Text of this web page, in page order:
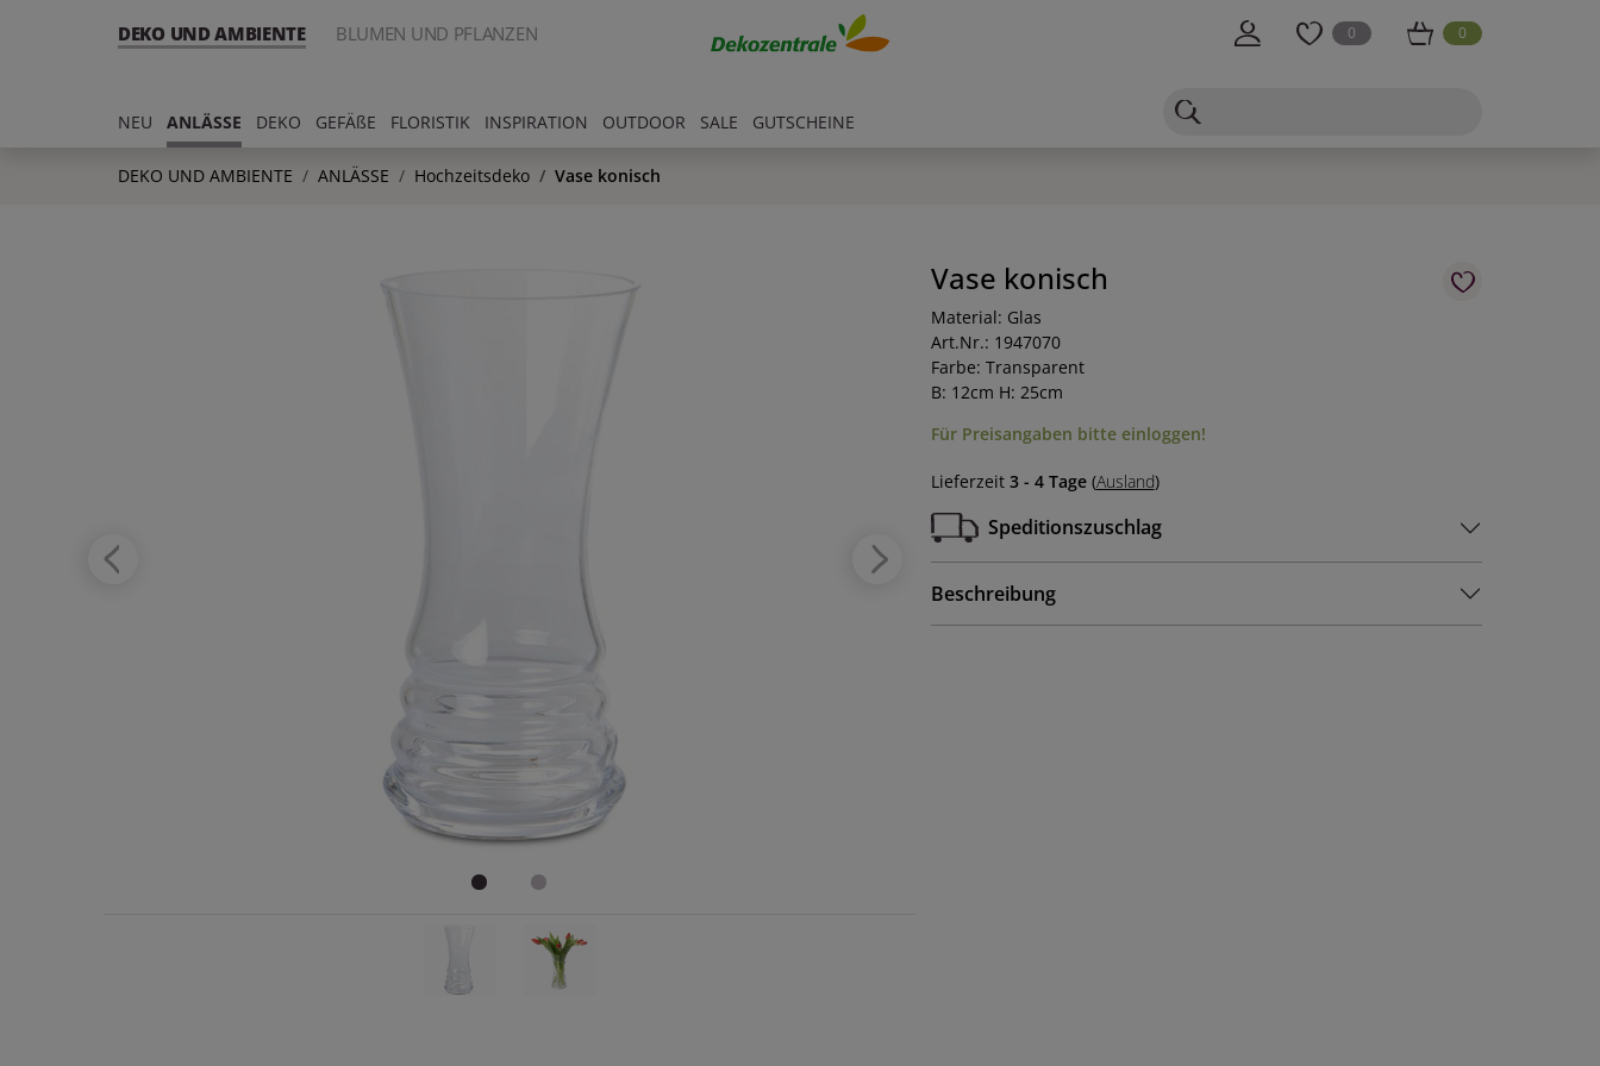
DEKO UND AMBIENTE BLUMEN UND PFLANZEN 0 0
NEU ANLÄSSE DEKO GEFÄßE FLORISTIK INSPIRATION OUTDOOR SALE GUTSCHEINE
DEKO UND AMBIENTE ANLÄSSE Hochzeitsdeko Vase konisch
Vase konisch
Material: Glas
Art.Nr.: 1947070
Farbe: Transparent
B: 12cm H: 25cm
Für Preisangaben bitte einloggen!
Lieferzeit 3 - 4 Tage(Ausland)
Speditionszuschlag
Beschreibung